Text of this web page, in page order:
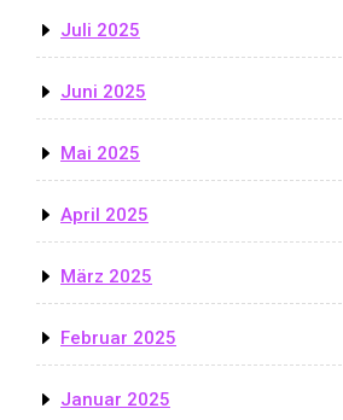
Juli 2025
Juni 2025
Mai 2025
April 2025
März 2025
Februar 2025
Januar 2025